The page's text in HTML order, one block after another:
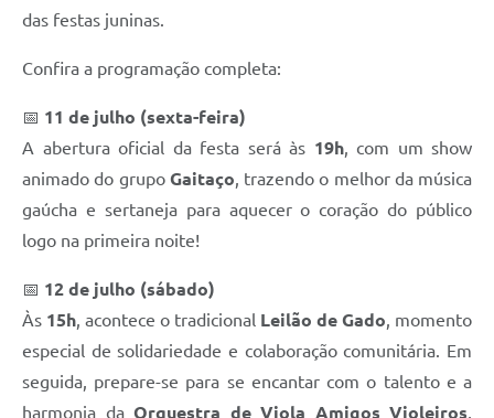
das festas juninas.
Confira a programação completa:
📅 11 de julho (sexta-feira)
A abertura oficial da festa será às 19h, com um show
animado do grupo Gaitaço , trazendo o melhor da música
gaúcha e sertaneja para aquecer o coração do público
logo na primeira noite!
📅 12 de julho (sábado)
Às 15h , acontece o tradicional Leilão de Gado , momento
especial de solidariedade e colaboração comunitária. Em
seguida, prepare-se para se encantar com o talento e a
harmonia da Orquestra de Viola Amigos Violeiros